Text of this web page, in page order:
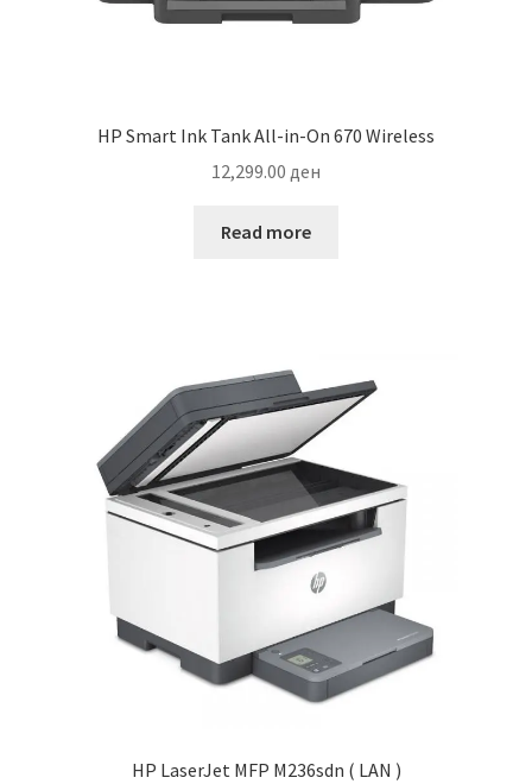
HP Smart Ink Tank All-in-On 670 Wireless
12,299.00 ден
Read more
HP LaserJet MFP M236sdn ( LAN )